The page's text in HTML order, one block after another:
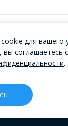
для вашего
вы соглашаетесь
.